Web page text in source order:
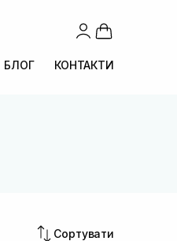
БЛОГ КОНТАКТИ
Сортувати